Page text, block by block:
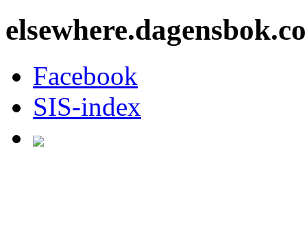
Facebook
SIS-index